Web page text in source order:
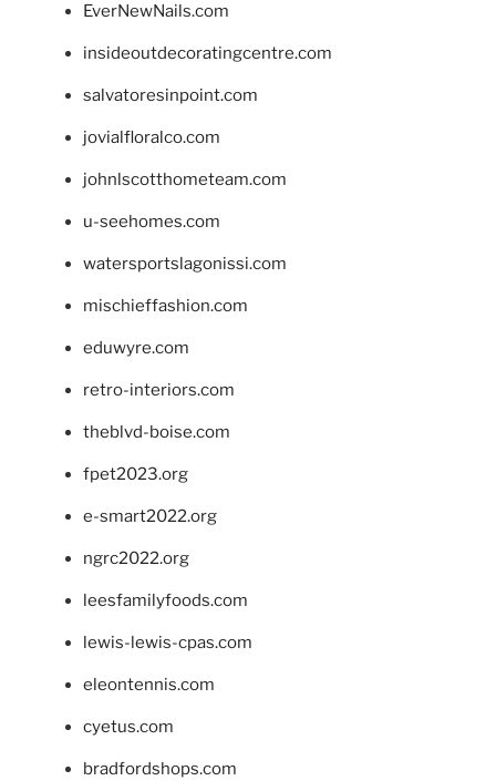
EverNewNails.com
insideoutdecoratingcentre.com
salvatoresinpoint.com
jovialfloralco.com
johnlscotthometeam.com
u-seehomes.com
watersportslagonissi.com
mischieffashion.com
eduwyre.com
retro-interiors.com
theblvd-boise.com
fpet2023.org
e-smart2022.org
ngrc2022.org
leesfamilyfoods.com
lewis-lewis-cpas.com
eleontennis.com
cyetus.com
bradfordshops.com